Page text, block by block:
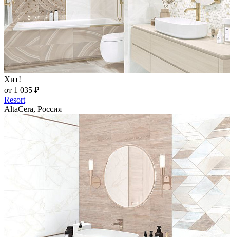
Хит!
от 1 035 ₽
Resort
AltaCera, Россия